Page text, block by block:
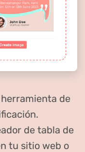
de
de tabla de
tu sitio web o